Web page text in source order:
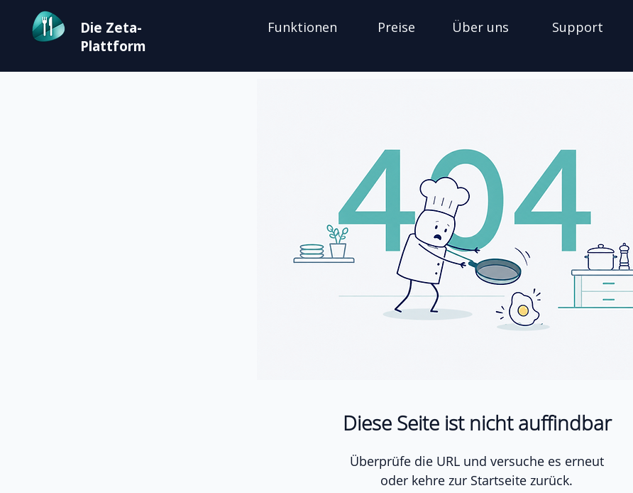
Die Zeta-
Plattform
Funktionen Preise Über uns Support
Diese Seite ist nicht auffindbar
Überprüfe die URL und versuche es erneut
oder kehre zur Startseite zurück.